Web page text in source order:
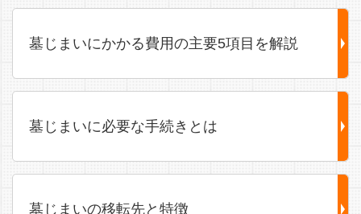
墓じまいにかかる費用の主要5項目を解説
墓じまいに必要な手続きとは
墓じまいの移転先と特徴